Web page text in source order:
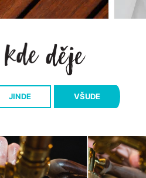
JINDE VŠUDE